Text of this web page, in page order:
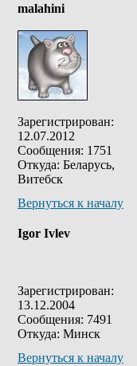
malahini
Зарегистрирован:
12.07.2012
Сообщения: 1751
Откуда: Беларусь,
Витебск
Вернуться к началу
Igor Ivlev
Зарегистрирован:
13.12.2004
Сообщения: 7491
Откуда: Минск
Вернуться к началу